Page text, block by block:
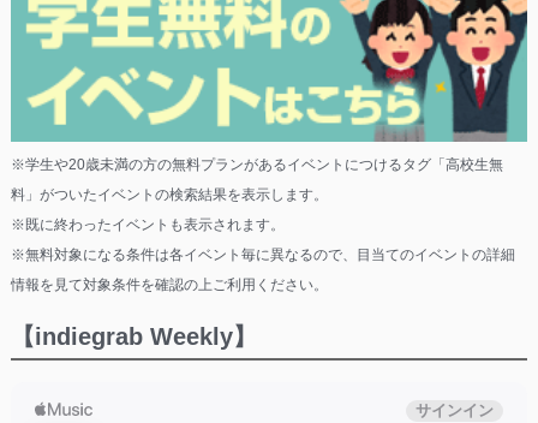
※学生や20歳未満の方の無料プランがあるイベントにつけるタグ「高校生無
料」がついたイベントの検索結果を表示します。
※既に終わったイベントも表示されます。
※無料対象になる条件は各イベント毎に異なるので、目当てのイベントの詳細
情報を見て対象条件を確認の上ご利用ください。
【indiegrab Weekly】